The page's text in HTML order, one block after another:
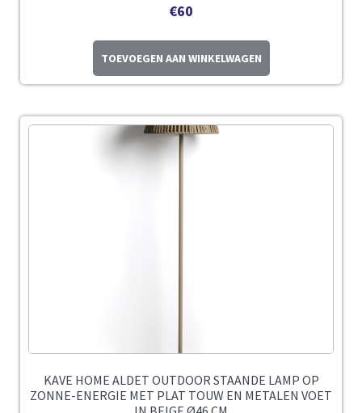
€60
TOEVOEGEN AAN WINKELWAGEN
KAVE HOME ALDET OUTDOOR STAANDE LAMP OP
ZONNE-ENERGIE MET PLAT TOUW EN METALEN VOET